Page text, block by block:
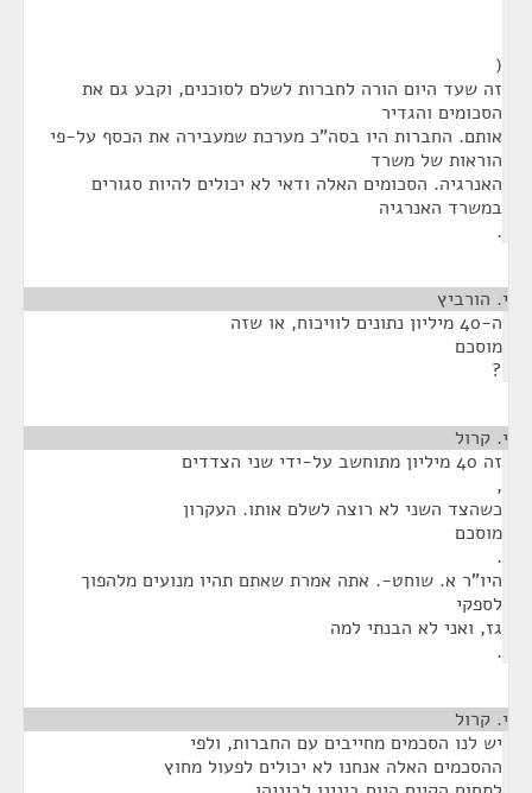
(
זה שעד היום הורה לחברות לשלם לסוכנים, וקבע גם את
הסכומים והגדיר
אותם. החברות היו בסה"כ מערכת שמעבירה את הכסף על-פי
הוראות של משרד
האנרגיה. הסכומים האלה ודאי לא יכולים להיות סגורים
במשרד האנרגיה
.
י. הורביץ
ה-40 מיליון נתונים לוויכוח, או שזה
מוסכם
?
י. קרול
זה 40 מיליון מתוחשב על-ידי שני הצדדים
,
כשהצד השני לא רוצה לשלם אותו. העקרון
מוסכם
.
היו"ר א. שוחט-. אתה אמרת שאתם תהיו מנועים מלהפוך
לספקי
גז, ואני לא הבנתי למה
.
י. קרול
יש לנו הסכמים מחייבים עם החברות, ולפי
ההסכמים האלה אנחנו לא יכולים לפעול מחוץ